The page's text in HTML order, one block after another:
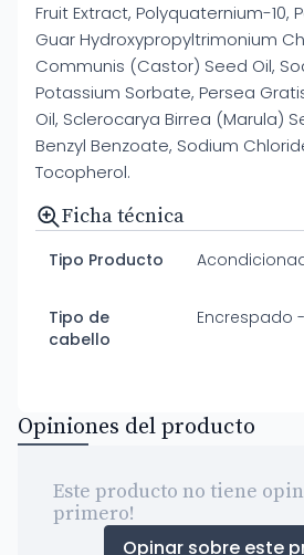
Fruit Extract, Polyquaternium-10,
Guar Hydroxypropyltrimonium
Communis (Castor) Seed Oil,
Potassium Sorbate, Persea
Oil, Sclerocarya Birrea (Marula)
Benzyl Benzoate, Sodium
Tocopherol.
Ficha técnica
Tipo Producto
Tipo de
cabello
Encrespado
Opiniones del producto
Este producto no tiene
primero!
Opinar sobre este